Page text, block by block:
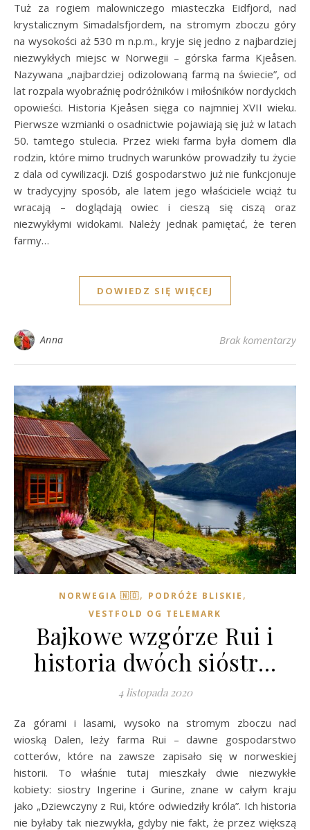
Tuż za rogiem malowniczego miasteczka Eidfjord, nad
krystalicznym Simadalsfjordem, na stromym zboczu góry
na wysokości aż 530 m n.p.m., kryje się jedno z najbardziej
niezwykłych miejsc w Norwegii – górska farma Kjeåsen.
Nazywana „najbardziej odizolowaną farmą na świecie”, od
lat rozpala wyobraźnię podróżników i miłośników nordyckich
opowieści. Historia Kjeåsen sięga co najmniej XVII wieku.
Pierwsze wzmianki o osadnictwie pojawiają się już w latach
50. tamtego stulecia. Przez wieki farma była domem dla
rodzin, które mimo trudnych warunków prowadziły tu życie
z dala od cywilizacji. Dziś gospodarstwo już nie funkcjonuje
w tradycyjny sposób, ale latem jego właściciele wciąż tu
wracają – doglądają owiec i cieszą się ciszą oraz
niezwykłymi widokami. Należy jednak pamiętać, że teren
farmy…
DOWIEDZ SIĘ WIĘCEJ
Anna Brak komentarzy
NORWEGIA 🇳🇴, PODRÓŻE BLISKIE ,
VESTFOLD OG TELEMARK
Bajkowe wzgórze Rui i
historia dwóch sióstr…
4 listopada 2020
Za górami i lasami, wysoko na stromym zboczu nad
wioską Dalen, leży farma Rui – dawne gospodarstwo
cotterów, które na zawsze zapisało się w norweskiej
historii. To właśnie tutaj mieszkały dwie niezwykłe
kobiety: siostry Ingerine i Gurine, znane w całym kraju
jako „Dziewczyny z Rui, które odwiedziły króla”. Ich historia
nie byłaby tak niezwykła, gdyby nie fakt, że przez większą